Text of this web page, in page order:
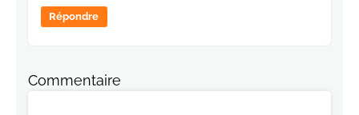
Répondre
Commentaire